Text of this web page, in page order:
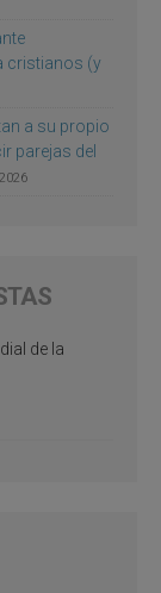
cristianos (y
a su propio
parejas del
de la